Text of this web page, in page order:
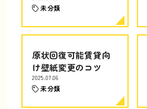
未分類
原状回復可能賃貸向
け壁紙変更のコツ
2025.07.06
未分類